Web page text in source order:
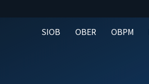
SIOB OBER OBPM